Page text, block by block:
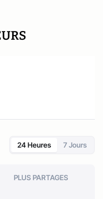
24 Heures 7 Jours
PLUS PARTAGES